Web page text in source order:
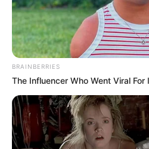
BRAINBERRIES
The Influencer Who Went Viral For